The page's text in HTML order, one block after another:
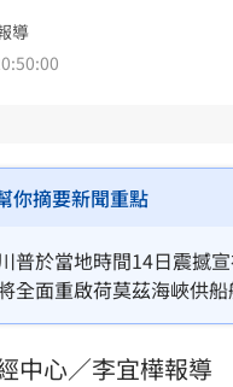
弟打教莎菈炸裂 還是
遇惡房東被寄存證信
糾紛！台中伯滿頭是
站姐直播亡！最
／黃崇仁生前曝有靈異
資深女星辭世 演員兒
嘎復工！新企劃開拍
導
你摘要新聞重點
普於當地時間14日震撼
全面重啟荷莫茲海峽供
接引爆國際油價走跌，
上，油價回落形成實質
中心／李宜樺報導